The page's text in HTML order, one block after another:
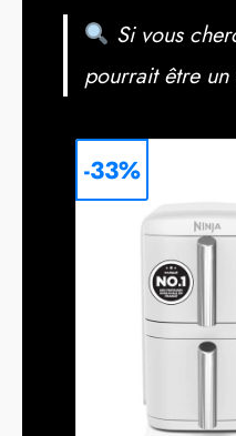
Si vous
pourrait être
-33%